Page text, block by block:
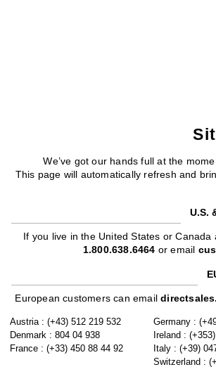
We’ve got our hands full at the
This page will automatically refresh and
U.S.
If you live in the United States or
1.800.638.6464 or email
European customers can email
Austria : (+43) 512 219 532
Denmark : 804 04 938
France : (+33) 450 88 44 92
Germany :
Ireland :
Italy : (+39)
Switzerland :